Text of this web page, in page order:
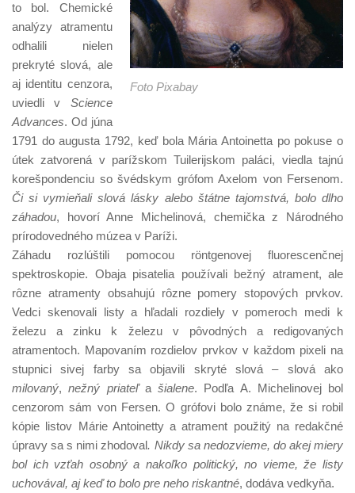
Foto Pixabay
to bol. Chemické
analýzy atramentu
odhalili nielen
prekryté slová, ale
aj identitu cenzora,
uviedli v Science
Advances. Od júna
1791 do augusta 1792, keď bola Mária Antoinetta po pokuse o
útek zatvorená v parížskom Tuilerijskom paláci, viedla tajnú
korešpondenciu so švédskym grófom Axelom von Fersenom.
Či si vymieňali slová lásky alebo štátne tajomstvá, bolo dlho
záhadou, hovorí Anne Michelinová, chemička z Národného
prírodovedného múzea v Paríži.
Záhadu rozlúštili pomocou röntgenovej fluorescenčnej
spektroskopie. Obaja pisatelia používali bežný atrament, ale
rôzne atramenty obsahujú rôzne pomery stopových prvkov.
Vedci skenovali listy a hľadali rozdiely v pomeroch medi k
železu a zinku k železu v pôvodných a redigovaných
atramentoch. Mapovaním rozdielov prvkov v každom pixeli na
stupnici sivej farby sa objavili skryté slová – slová ako
milovaný,nežný priateľa šialene. Podľa A. Michelinovej bol
cenzorom sám von Fersen. O grófovi bolo známe, že si robil
kópie listov Márie Antoinetty a atrament použitý na redakčné
úpravy sa s nimi zhodoval. Nikdy sa nedozvieme, do akej miery
bol ich vzťah osobný a nakoľko politický, no vieme, že listy
uchovával, aj keď to bolo pre neho riskantné, dodáva vedkyňa.